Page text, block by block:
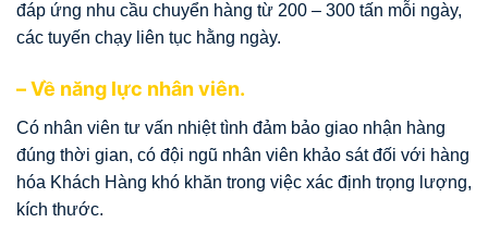
đáp ứng nhu cầu chuyển hàng từ 200 – 300 tấn mỗi ngày,
các tuyến chạy liên tục hằng ngày.
– Về năng lực nhân viên.
Có nhân viên tư vấn nhiệt tình đảm bảo giao nhận hàng
đúng thời gian, có đội ngũ nhân viên khảo sát đối với hàng
hóa Khách Hàng khó khăn trong việc xác định trọng lượng,
kích thước.